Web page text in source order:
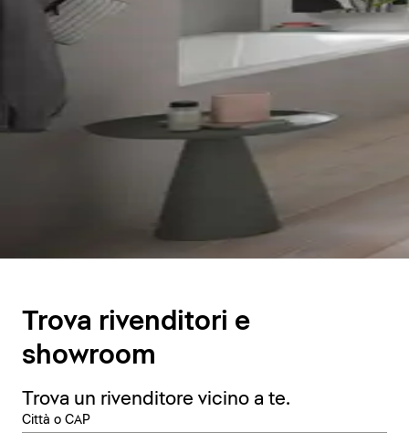
Trova rivenditori e
showroom
Trova un rivenditore vicino a te.
Città o CAP